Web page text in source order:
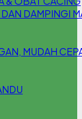
DAMPINGI
MUDAH